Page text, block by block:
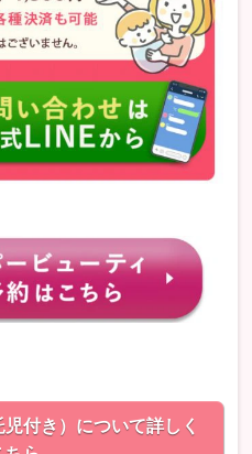
付き）について詳しく